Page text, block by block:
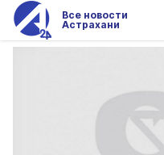
Все новости
Астрахани